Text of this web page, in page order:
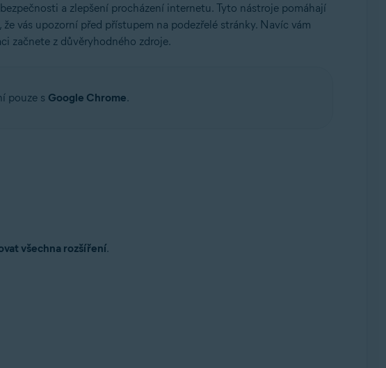
a zlepšení procházení internetu.Tyto nástroje pomáhají
vás upozorní před přístupem na podezřelé stránky. Navíc vám
začnete z důvěryhodného zdroje.
pouze s Google Chrome.
všechna rozšíření.